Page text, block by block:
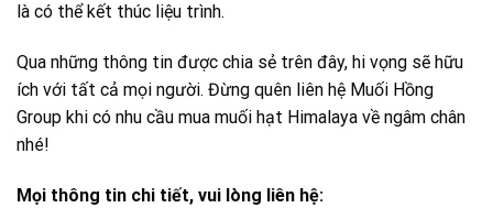
là có thể kết thúc liệu trình.
Qua những thông tin được chia sẻ trên đây, hi vọng sẽ hữu
ích với tất cả mọi người. Đừng quên liên hệ Muối Hồng
Group khi có nhu cầu mua muối hạt Himalaya về ngâm chân
nhé!
Mọi thông tin chi tiết, vui lòng liên hệ: